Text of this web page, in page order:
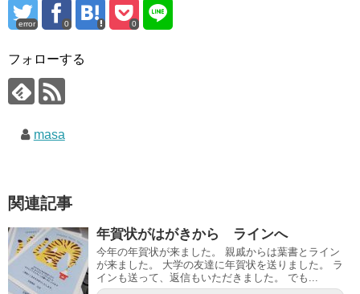
error 0 0
フォローする
masa
関連記事
年賀状がはがきから ラインへ
今年の年賀状が来ました。 親戚からは葉書とライン
が来ました。 大学の友達に年賀状を送りました。 ラ
インも送って、返信もいただきました。 でも...